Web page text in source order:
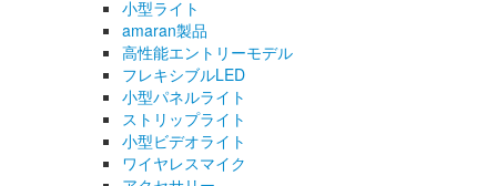
小型ライト
amaran製品
高性能エントリーモデル
フレキシブルLED
小型パネルライト
ストリップライト
小型ビデオライト
ワイヤレスマイク